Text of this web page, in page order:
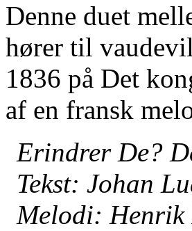
Denne duet
hører til
1836 på Det
af en fransk
Erindrer De?
Tekst: Johan
Melodi: Henrik